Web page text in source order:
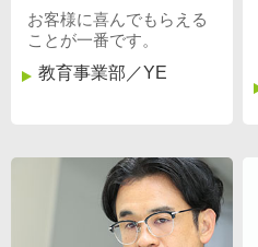
お客様に喜んでもらえる
ことが一番です。
教育事業部／YE